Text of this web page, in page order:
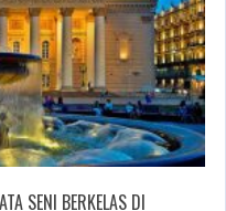
SENI BERKELAS DI